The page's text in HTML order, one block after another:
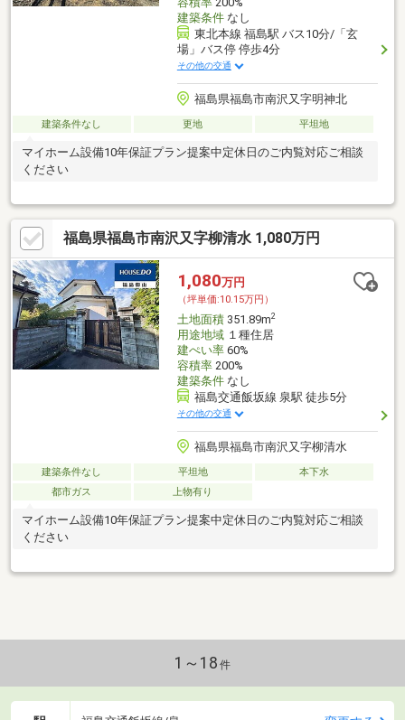
建築条件なし
東北本線 福島駅 バス10分/「玄
場」バス停 停歩4分
その他の交通
福島県福島市南沢又字明神北
建築条件なし 更地 平坦地
マイホーム設備10年保証プラン提案中定休日のご内覧対応ご相談
ください
福島県福島市南沢又字柳清水 1,080万円
1,080万円
（坪単価:10.15万円）
土地面積351.89m2
用途地域１種住居
建ぺい率60%
容積率200%
建築条件なし
福島交通飯坂線 泉駅 徒歩5分
その他の交通
福島県福島市南沢又字柳清水
建築条件なし 平坦地
本下水
都市ガス
上物有り
マイホーム設備10年保証プラン提案中定休日のご内覧対応ご相談
ください
1～18 件